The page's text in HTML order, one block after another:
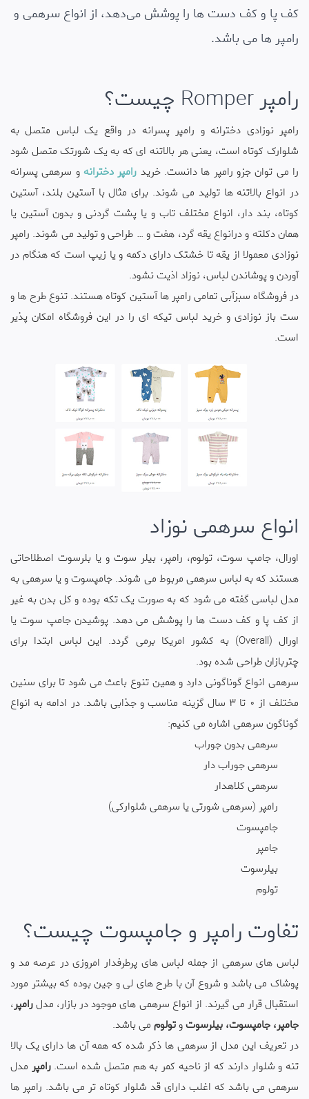
کف پا و کف دست ها را پوشش می‌دهد، از انواع سرهمی و
رامپر ها می باشد.
رامپر Romper چیست؟
رامپر نوزادی دخترانه و رامپر پسرانه در واقع یک لباس متصل به
شلوارک کوتاه است، یعنی هر بالاتنه ای که به یک شورتک متصل شود
را می توان جزو رامپر ها دانست. خرید رامپر دخترانهو سرهمی پسرانه
در انواع بالاتنه ها تولید می شوند. برای مثال با آستین بلند، آستین
کوتاه، بند دار، انواع مختلف تاب و یا پشت گردنی و بدون آستین یا
همان دکلته و درانواع یقه گرد، هفت و … طراحی و تولید می شوند. رامپر
نوزادی معمولا از یقه تا خشتک دارای دکمه و یا زیپ است که هنگام در
آوردن و پوشاندن لباس، نوزاد اذیت نشود.
در فروشگاه سبزآبی تمامی رامپر ها آستین کوتاه هستند. تنوع طرح ها و
ست باز نوزادی و خرید لباس تیکه ای را در این فروشگاه امکان پذیر
است.
انواع سرهمی نوزاد
اورال، جامپ سوت، تولوم، رامپر، بیلر سوت و یا بلرسوت اصطلاحاتی
هستند که به لباس سرهمی مربوط می شوند. جامپسوت و یا سرهمی به
مدل لباسی گفته می شود که به صورت یک تکه بوده و کل بدن به غیر
از کف پا و کف دست ها را پوشش می دهد. پوشیدن جامپ سوت یا
اورال (Overall) به کشور امریکا برمی گردد. این لباس ابتدا برای
چتربازان طراحی شده بود.
سرهمی انواع گوناگونی دارد و همین تنوع باعث می شود تا برای سنین
مختلف از 0 تا 3 سال گزینه مناسب و جذابی باشد. در ادامه به انواع
گوناگون سرهمی اشاره می کنیم:
سرهمی بدون جوراب
سرهمی جوراب دار
سرهمی کلاهدار
رامپر (سرهمی شورتی یا سرهمی شلوارکی)
جامپسوت
جامپر
بیلرسوت
تولوم
تفاوت رامپر و جامپسوت چیست؟
لباس های سرهمی از جمله لباس های پرطرفدار امروزی در عرصه مد و
پوشاک می باشد و شروع آن با طرح های لی و جین بوده که بیشتر مورد
استقبال قرار می گیرند. از انواع سرهمی های موجود در بازار، مدلرامپر،
جامپر، جامپسوت، بیلرسوتوتولوم می باشد.
در تعریف این مدل از سرهمی ها ذکر شده که همه آن ها دارای یک بالا
تنه و شلوار دارند که از ناحیه کمر به هم متصل شده است.رامپر مدل
سرهمی می باشد که اغلب دارای قد شلوار کوتاه تر می باشد. رامپر ها